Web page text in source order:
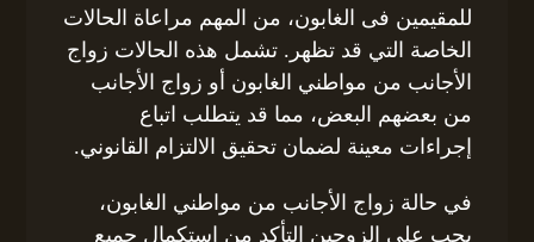
للمقيمين فى الغابون، من المهم مراعاة الحالات
الخاصة التي قد تظهر. تشمل هذه الحالات زواج
الأجانب من مواطني الغابون أو زواج الأجانب
من بعضهم البعض، مما قد يتطلب اتباع
إجراءات معينة لضمان تحقيق الالتزام القانوني.
في حالة زواج الأجانب من مواطني الغابون،
يجب على الزوجين التأكد من استكمال جميع